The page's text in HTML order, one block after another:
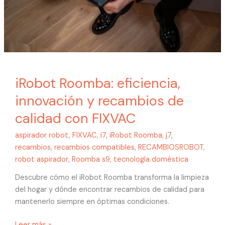
iRobot Roomba: eficiencia,
innovación y recambios de
calidad con FIXVAC
aspirador robot, FIXVAC, i7, iRobot Roomba, j7,
recambios, recambios compatibles, RECAMBIOSROBOT,
robot aspirador, Roomba s9, tecnología doméstica
Descubre cómo el iRobot Roomba transforma la limpieza
del hogar y dónde encontrar recambios de calidad para
mantenerlo siempre en óptimas condiciones.
FIXVAC